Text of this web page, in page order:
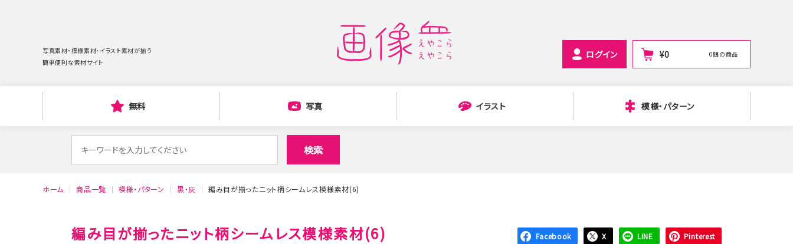
写真素材・模様素材・イラスト素材が揃う
簡単便利な素材サイト
ログイン ¥0 0個の商品
無料 写真 イラスト 模様・パターン
象:
検索
ホーム 商品一覧 模様・パターン 黒・灰 編み目が揃ったニット柄シームレス模様素材(6)
編み目が揃ったニット柄シームレス模様素材(6) Facebook X LINE Pinterest